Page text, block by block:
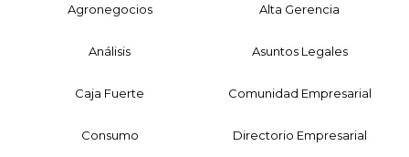
Agronegocios Alta Gerencia
Análisis Asuntos Legales
Caja Fuerte Comunidad Empresarial
Consumo Directorio Empresarial